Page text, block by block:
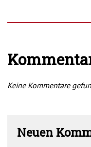
Keine Kommentare
Neuen